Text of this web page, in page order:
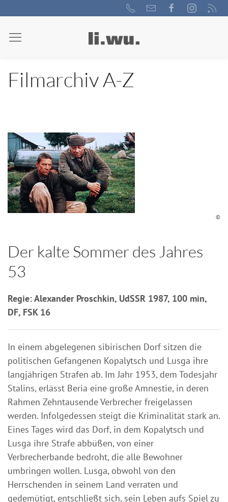
Filmarchiv A-Z
©
Der kalte Sommer des Jahres
53
Regie: Alexander Proschkin, UdSSR 1987, 100 min,
DF, FSK 16
In einem abgelegenen sibirischen Dorf sitzen die
politischen Gefangenen Kopalytsch und Lusga ihre
langjährigen Strafen ab. Im Jahr 1953, dem Todesjahr
Stalins, erlässt Beria eine große Amnestie, in deren
Rahmen Zehntausende Verbrecher freigelassen
werden. Infolgedessen steigt die Kriminalität stark an.
Eines Tages wird das Dorf, in dem Kopalytsch und
Lusga ihre Strafe abbüßen, von einer
Verbrecherbande bedroht, die alle Bewohner
umbringen wollen. Lusga, obwohl von den
Herrschenden in seinem Land verraten und
gedemütigt, entschließt sich, sein Leben aufs Spiel zu